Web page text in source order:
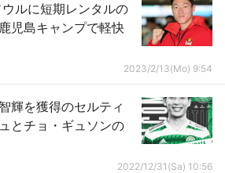
ルに短期レンタルの
児島キャンプで軽快
2023/2/13(Mo) 9:54
輝を獲得のセルティ
とチョ・ギュソンの
2022/12/31(Sa) 10:56